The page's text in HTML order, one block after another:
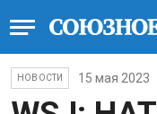
НОВОСТИ 15 мая 2023